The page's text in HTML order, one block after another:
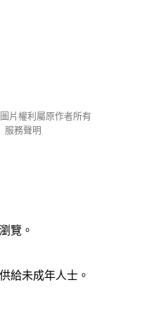
片權利屬原作者所有
服務聲明
覽。
給未成年人士。